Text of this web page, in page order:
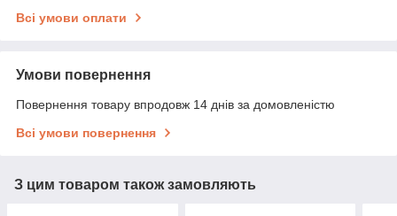
Всі умови оплати
Умови повернення
Повернення товару впродовж 14 днів за домовленістю
Всі умови повернення
З цим товаром також замовляють